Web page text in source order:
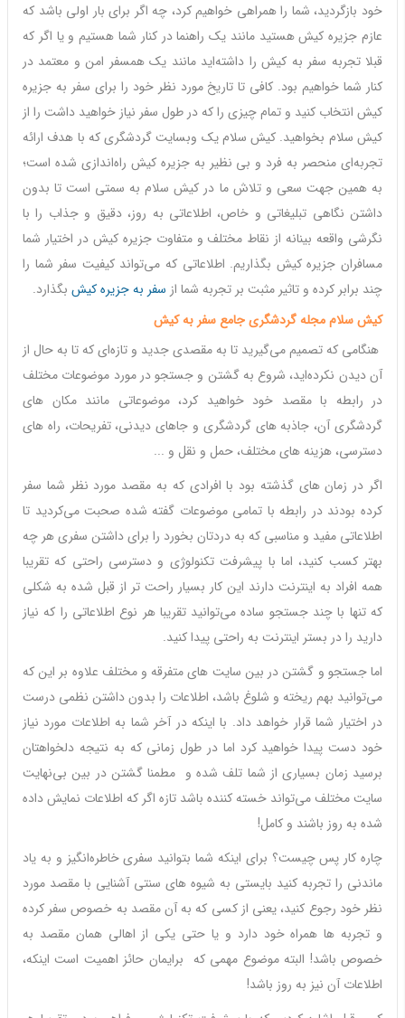
خود بازگردید، شما را همراهی خواهیم کرد، چه اگر برای بار اولی باشد که
عازم جزیره کیش هستید مانند یک راهنما در کنار شما هستیم و یا اگر که
قبلا تجربه سفر به کیش را داشته‌اید مانند یک همسفر امن و معتمد در
کنار شما خواهیم بود. کافی تا تاریخ مورد نظر خود را برای سفر به جزیره
کیش انتخاب کنید و تمام چیزی را که در طول سفر نیاز خواهید داشت را از
کیش سلام بخواهید. کیش سلام یک وبسایت گردشگری که با هدف ارائه
تجربه‌ای منحصر به فرد و بی نظیر به جزیره کیش راه‌اندازی شده است؛
به همین جهت سعی و تلاش ما در کیش سلام به سمتی است تا بدون
داشتن نگاهی تبلیغاتی و خاص، اطلاعاتی به روز، دقیق و جذاب را با
نگرشی واقعه بینانه از نقاط مختلف و متفاوت جزیره کیش در اختیار شما
مسافران جزیره کیش بگذاریم. اطلاعاتی که می‌تواند کیفیت سفر شما را
چند برابر کرده و تاثیر مثبت بر تجربه شما از سفر به جزیره کیش بگذارد.
کیشسلاممجلهگردشگریجامعسفر بهکیش
هنگامی که تصمیم می‌گیرید تا به مقصدی جدید و تازه‌ای که تا به حال از
آن دیدن نکرده‌اید، شروع به گشتن و جستجو در مورد موضوعات مختلف
در رابطه با مقصد خود خواهید کرد، موضوعاتی مانند مکان های
گردشگری آن، جاذبه های گردشگری و جاهای دیدنی، تفریحات، راه های
دسترسی، هزینه های مختلف، حمل و نقل و ...
اگر در زمان های گذشته بود با افرادی که به مقصد مورد نظر شما سفر
کرده بودند در رابطه با تمامی موضوعات گفته شده صحبت می‌کردید تا
اطلاعاتی مفید و مناسبی که به دردتان بخورد را برای داشتن سفری هر چه
بهتر کسب کنید، اما با پیشرفت تکنولوژی و دسترسی راحتی که تقریبا
همه افراد به اینترنت دارند این کار بسیار راحت تر از قبل شده به شکلی
که تنها با چند جستجو ساده می‌توانید تقریبا هر نوع اطلاعاتی را که نیاز
دارید را در بستر اینترنت به راحتی پیدا کنید.
اما جستجو و گشتن در بین سایت های متفرقه و مختلف علاوه بر این که
می‌توانید بهم ریخته و شلوغ باشد، اطلاعات را بدون داشتن نظمی درست
در اختیار شما قرار خواهد داد. با اینکه در آخر شما به اطلاعات مورد نیاز
خود دست پیدا خواهید کرد اما در طول زمانی که به نتیجه دلخواهتان
برسید زمان بسیاری از شما تلف شده و مطمنا گشتن در بین بی‌نهایت
سایت مختلف می‌تواند خسته کننده باشد تازه اگر که اطلاعات نمایش داده
شده به روز باشند و کامل!
چاره کار پس چیست؟ برای اینکه شما بتوانید سفری خاطره‌انگیز و به یاد
ماندنی را تجربه کنید بایستی به شیوه های سنتی آشنایی با مقصد مورد
نظر خود رجوع کنید، یعنی از کسی که به آن مقصد به خصوص سفر کرده
و تجربه ها همراه خود دارد و یا حتی یکی از اهالی همان مقصد به
خصوص باشد! البته موضوع مهمی که برایمان حائز اهمیت است اینکه،
اطلاعات آن نیز به روز باشد!